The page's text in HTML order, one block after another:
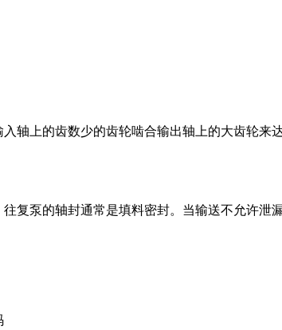
轴上的齿数少的齿轮啮合输出轴上的大齿轮来
复泵的轴封通常是填料密封。当输送不允许泄